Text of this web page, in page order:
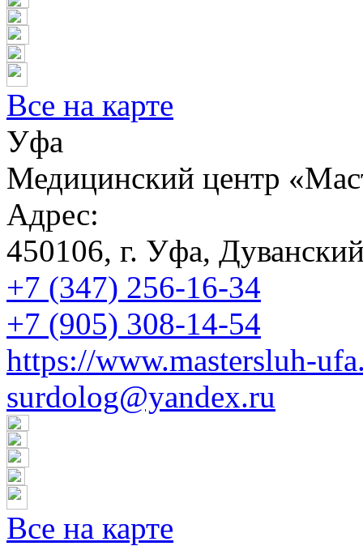
Все на карте
Уфа
Медицинский центр
Адрес:
450106, г. Уфа,
+7 (347) 256-16-34
+7 (905) 308-14-54
https://www.mastersluh-
surdolog@yandex.ru
Все на карте